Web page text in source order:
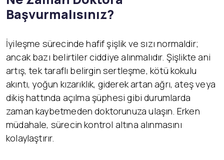
Başvurmalısınız?
İyileşme sürecinde hafif şişlik ve sızı normaldir;
ancak bazı belirtiler ciddiye alınmalıdır. Şişlikte ani
artış, tek taraflı belirgin sertleşme, kötü kokulu
akıntı, yoğun kızarıklık, giderek artan ağrı, ateş veya
dikiş hattında açılma şüphesi gibi durumlarda
zaman kaybetmeden doktorunuza ulaşın. Erken
müdahale, sürecin kontrol altına alınmasını
kolaylaştırır.